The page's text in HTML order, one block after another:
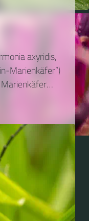
axyridis,
Marienkäfer“)